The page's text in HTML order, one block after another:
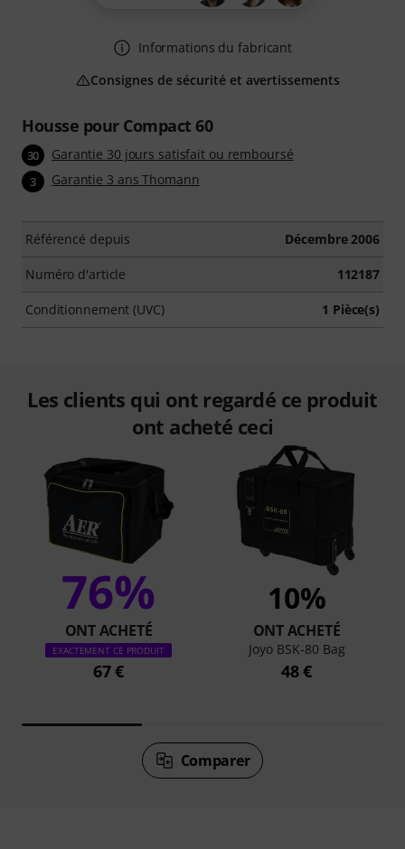
Housse pour Compact 60
30 Garantie 30 jours satisfait ou remboursé
3 Garantie 3 ans Thomann
Référencé depuis Décembre 2006
Numéro d'article 112187
Conditionnement (UVC) 1 Pièce(s)
Informations du fabricant
Consignes de sécurité et avertissements
Les clients qui ont regardé ce produit
ont acheté ceci
76%
ONT ACHETÉ
EXACTEMENT CE PRODUIT
67 €
10%
ONT ACHETÉ
Joyo BSK-80 Bag
48 €
Comparer